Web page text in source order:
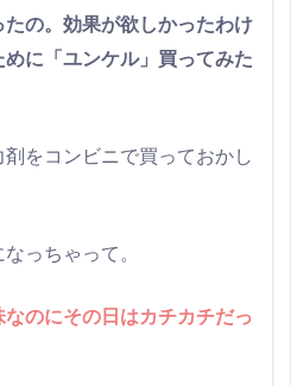
の。効果が欲しかったわけ
に「ユンケル」買ってみた
をコンビニで買っておかし
っちゃって。
のにその日はカチカチだっ